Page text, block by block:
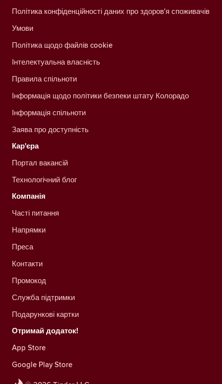
Політика конфіденційності даних про здоров'я споживачів
Умови
Політика щодо файлів cookie
Інтелектуальна власність
Правила спільноти
Інформація щодо політики безпеки штату Колорадо
Інформація спільноти
Заява про доступність
Кар'єра
Портал вакансій
Технологічний блог
Компанія
Часті питання
Напрямки
Преса
Контакти
Промокод
Служба підтримки
Подарункові картки
Отримай додаток!
App Store
Google Play Store